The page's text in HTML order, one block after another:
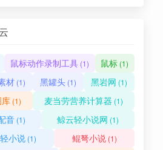
鼠标动作录制工具(1) 鼠标 (1)
材 (1) 黑罐头 (1) 黑岩网 (1)
(1) 麦当劳营养计算器 (1)
音 (1) 鲸云轻小说网 (1)
小说(1) 鲲弩小说(1)